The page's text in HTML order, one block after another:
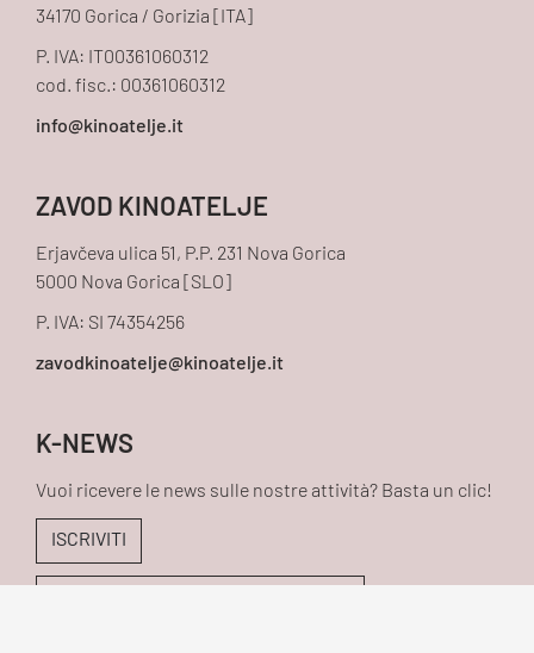
34170 Gorica / Gorizia [ITA]
P. IVA: IT00361060312
cod. fisc.: 00361060312
ZAVOD KINOATELJE
Erjavčeva ulica 51, P.P. 231 Nova Gorica
5000 Nova Gorica [SLO]
P. IVA: SI 74354256
K-NEWS
Vuoi ricevere le news sulle nostre attività? Basta un clic!
ISCRIVITI